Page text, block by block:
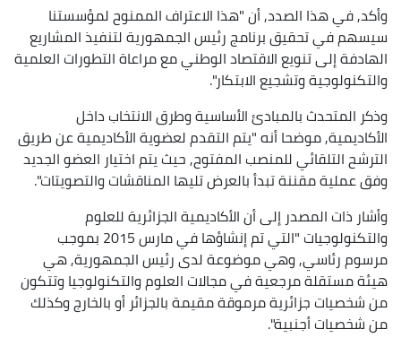
وأكد, في هذا الصدد, أن "هذا الاعتراف الممنوح لمؤسستنا
سيسهم في تحقيق برنامج رئيس الجمهورية لتنفيذ المشاريع
الهادفة إلى تنويع الاقتصاد الوطني مع مراعاة التطورات العلمية
والتكنولوجية وتشجيع الابتكار".
وذكر المتحدث بالمبادئ الأساسية وطرق الانتخاب داخل
الأكاديمية, موضحا أنه "يتم التقدم لعضوية الأكاديمية عن طريق
الترشح التلقائي للمنصب المفتوح, حيث يتم اختيار العضو الجديد
وفق عملية مقننة تبدأ بالعرض تليها المناقشات والتصويتات".
وأشار ذات المصدر إلى أن الأكاديمية الجزائرية للعلوم
والتكنولوجيات "التي تم إنشاؤها في مارس 2015 بموجب
مرسوم رئاسي, وهي موضوعة لدى رئيس الجمهورية, هي
هيئة مستقلة مرجعية في مجالات العلوم والتكنولوجيا وتتكون
من شخصيات جزائرية مرموقة مقيمة بالجزائر أو بالخارج وكذلك
من شخصيات أجنبية".